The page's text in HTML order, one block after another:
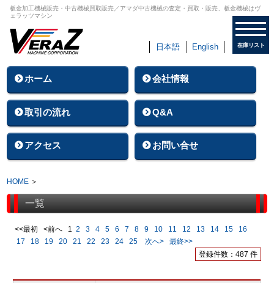
在庫リスト
板金加工機械販売・中古機械買取販売／アマダ中古機械の査定・買取・販売、板金機械はヴ
ェラッツマシン
日本語 English
ホーム 会社情報
取引の流れ Q&A
アクセス お問い合せ
HOME ＞
一覧
<<最初 <前へ 12 3 4 5 6 7 8 9 10 11 12 13 14 15
16
17
18 19 20 21 22 23 24 25 次へ>
最終>>
登録件数：487 件